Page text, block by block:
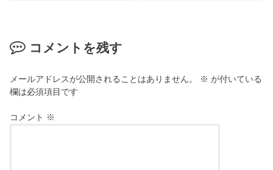
コメントを残す
メールアドレスが公開されることはありません。 ※ が付いている
欄は必須項目です
コメント ※